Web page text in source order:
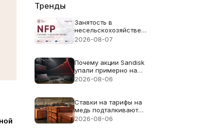
Тренды
Занятость в
несельскохозяйственном
секторе (NFP) за июль
57 тыс. Прогноз: 83
тыс.
2026-08-07
Почему акции Sandisk
упали примерно на
13% несмотря на
2026-08-06
Ставки на тарифы на
медь подталкивают
цену меди к рекорду
2026-08-06